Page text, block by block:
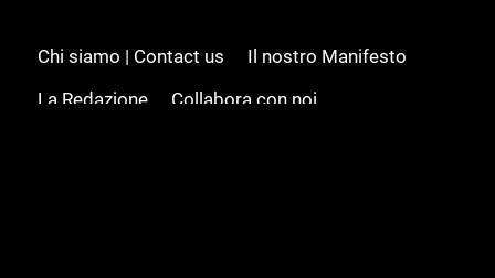
Chi siamo | Contact us
Il nostro Manifesto
La Redazione
Collabora con noi